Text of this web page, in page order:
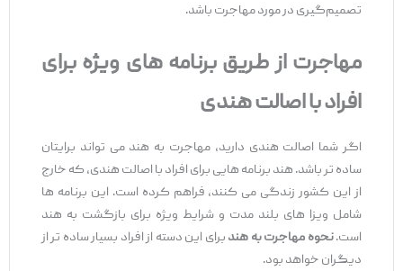
تصمیم‌گیری در مورد مهاجرت باشد.
مهاجرت از طریق برنامه‌ های ویژه برای
افراد با اصالت هندی
اگر شما اصالت هندی دارید، مهاجرت به هند می ‌تواند برایتان
ساده ‌تر باشد. هند برنامه‌ هایی برای افراد با اصالت هندی، که خارج
از این کشور زندگی می ‌کنند، فراهم کرده است. این برنامه ‌ها
شامل ویزا های بلند مدت و شرایط ویژه برای بازگشت به هند
است.نحوه مهاجرت به هندبرای این دسته از افراد بسیار ساده ‌تر از
دیگران خواهد بود.